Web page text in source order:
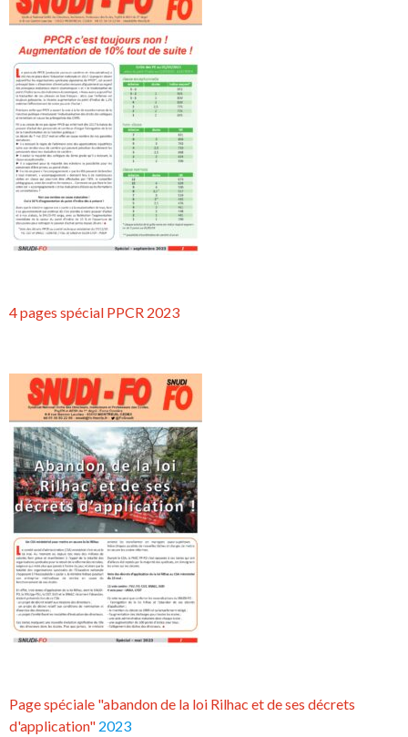
4 pages spécial PPCR 2023
Page spéciale "abandon de la loi Rilhac et de ses décrets
d'application" 2023